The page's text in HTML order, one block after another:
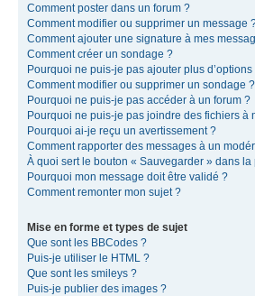
Comment poster dans un forum ?
Comment modifier ou supprimer un message
Comment ajouter une signature à mes
Comment créer un sondage ?
Pourquoi ne puis-je pas ajouter plus
Comment modifier ou supprimer un sondage ?
Pourquoi ne puis-je pas accéder à un forum ?
Pourquoi ne puis-je pas joindre des fichiers à
Pourquoi ai-je reçu un avertissement ?
Comment rapporter des messages à un
À quoi sert le bouton « Sauvegarder » dans
Pourquoi mon message doit être validé ?
Comment remonter mon sujet ?
Mise en forme et types de sujet
Que sont les BBCodes ?
Puis-je utiliser le HTML ?
Que sont les smileys ?
Puis-je publier des images ?